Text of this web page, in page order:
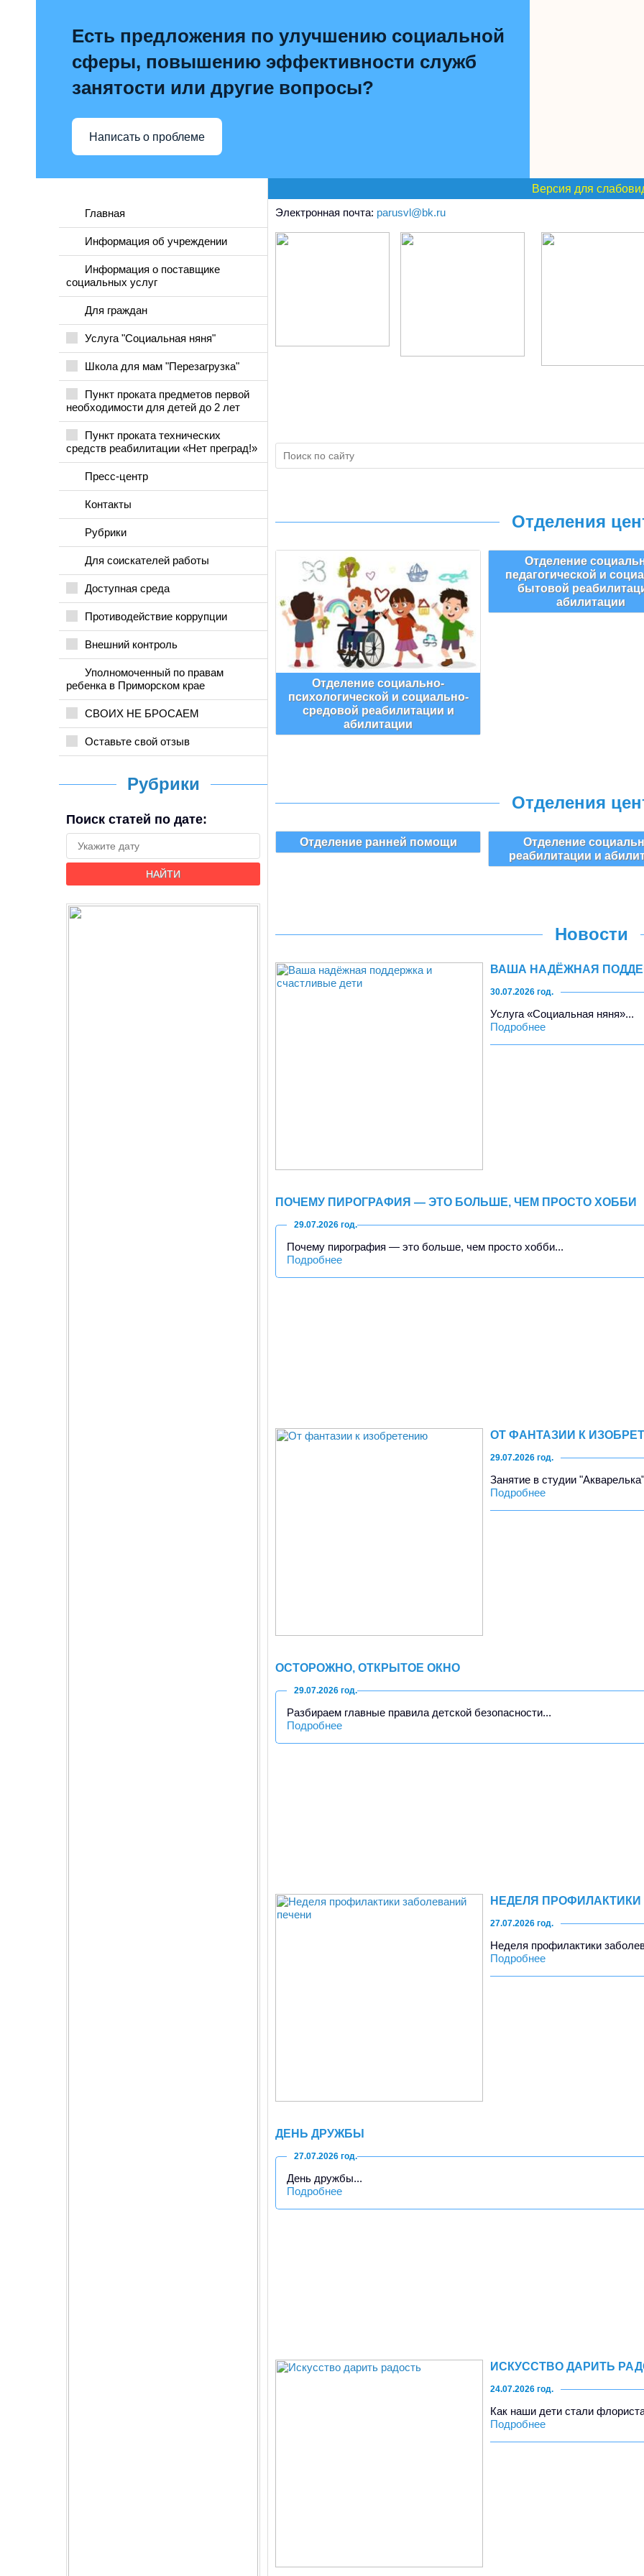
Есть предложения по улучшению социальной
сферы, повышению эффективности служб
занятости или другие вопросы?
Написать о проблеме
Главная
Информация об учреждении
Информация о поставщике
социальных услуг
Для граждан
Услуга "Социальная няня"
Школа для мам "Перезагрузка"
Пункт проката предметов первой
необходимости для детей до 2 лет
Пункт проката технических
средств реабилитации «Нет преград!»
Пресс-центр
Контакты
Рубрики
Для соискателей работы
Доступная среда
Противодействие коррупции
Внешний контроль
Уполномоченный по правам
ребенка в Приморском крае
СВОИХ НЕ БРОСАЕМ
Оставьте свой отзыв
Рубрики
Поиск статей по дате:
НАЙТИ
Версия для
Электронная почта: parusvl@bk.ru
Отделения
Отделение социально-
психологической и социально-
средовой реабилитации и
абилитации
Отделение
педагогической и
бытовой
абилитации
Отделения
Отделение ранней помощи
Отделение
реабилитации и
Новости
ВАША НАДЁЖНАЯ
30.07.2026 год.
Услуга «Социальная няня»...
Подробнее
ПОЧЕМУ ПИРОГРАФИЯ — ЭТО БОЛЬШЕ, ЧЕМ ПРОСТО ХОББИ
29.07.2026 год.
Почему пирография — это больше, чем просто хобби...
Подробнее
ОТ ФАНТАЗИИ К
29.07.2026 год.
Занятие в студии
Подробнее
ОСТОРОЖНО, ОТКРЫТОЕ ОКНО
29.07.2026 год.
Разбираем главные правила детской безопасности...
Подробнее
НЕДЕЛЯ
27.07.2026 год.
Неделя профилактики
Подробнее
ДЕНЬ ДРУЖБЫ
27.07.2026 год.
День дружбы...
Подробнее
ИСКУССТВО ДАРИТЬ
24.07.2026 год.
Как наши дети стали
Подробнее